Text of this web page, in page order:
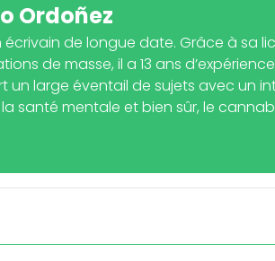
Ordoñez
écrivain de longue date. Grâce à sa
de masse, il a 13 ans
un large éventail de sujets avec un
santé mentale et bien sûr, le